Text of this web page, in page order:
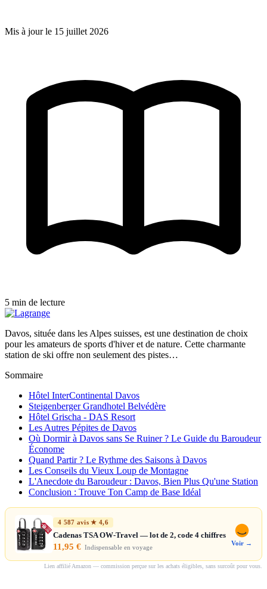
Mis à jour le 15 juillet 2026
5 min de lecture
Davos, située dans les Alpes suisses, est une destination de choix
pour les amateurs de sports d'hiver et de nature. Cette charmante
station de ski offre non seulement des pistes…
Sommaire
Hôtel InterContinental Davos
Steigenberger Grandhotel Belvédère
Hôtel Grischa - DAS Resort
Les Autres Pépites de Davos
Où Dormir à Davos sans Se Ruiner ? Le Guide du Baroudeur
Économe
Quand Partir ? Le Rythme des Saisons à Davos
Les Conseils du Vieux Loup de Montagne
L'Anecdote du Baroudeur : Davos, Bien Plus Qu'une Station
Conclusion : Trouve Ton Camp de Base Idéal
4 587 avis ★ 4,6
Cadenas TSA OW-Travel — lot de 2, code 4 chiffres
11,95 € Indispensable en voyage
Voir →
Lien affilié Amazon — commission perçue sur les achats éligibles, sans surcoût pour vous.